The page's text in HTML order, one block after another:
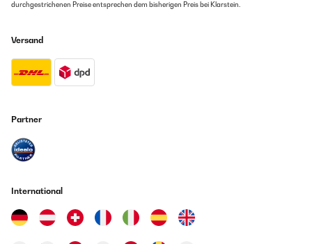
durchgestrichenen Preise entsprechen dem bisherigen Preis bei Klarstein.
Versand
Partner
International